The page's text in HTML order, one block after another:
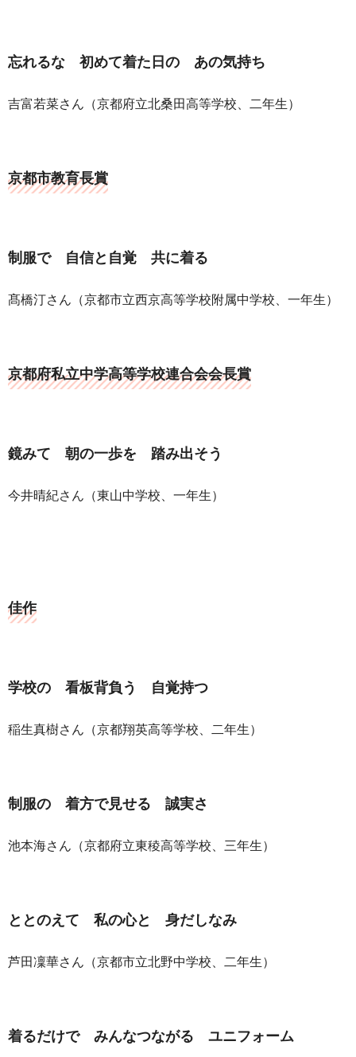
忘れるな 初めて着た日の あの気持ち
吉富若菜さん（京都府立北桑田高等学校、二年生）
京都市教育長賞
制服で 自信と自覚 共に着る
髙橋汀さん（京都市立西京高等学校附属中学校、一年生）
京都府私立中学高等学校連合会会長賞
鏡みて 朝の一歩を 踏み出そう
今井晴紀さん（東山中学校、一年生）
佳作
学校の 看板背負う 自覚持つ
稲生真樹さん（京都翔英高等学校、二年生）
制服の 着方で見せる 誠実さ
池本海さん（京都府立東稜高等学校、三年生）
ととのえて 私の心と 身だしなみ
芦田凜華さん（京都市立北野中学校、二年生）
着るだけで みんなつながる ユニフォーム